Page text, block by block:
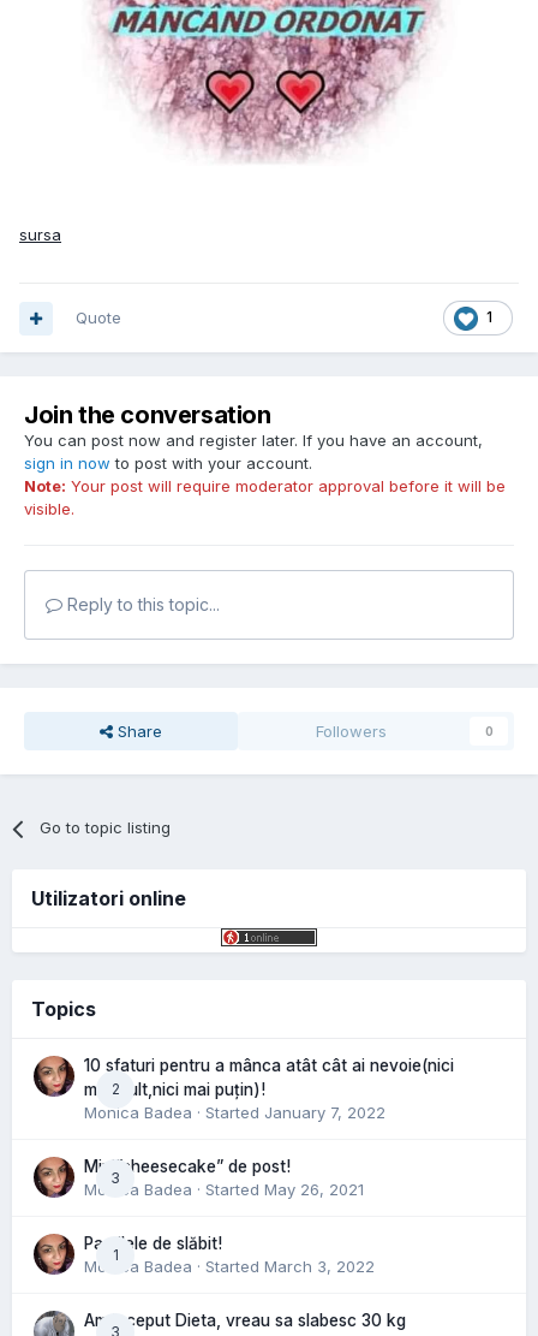
sursa
1
Quote
Join the conversation
You can post now and register later. If you have an account,
sign in now to post with your account.
Note: Your post will require moderator approval before it will be
visible.
Reply to this topic...
Share Followers 0
Go to topic listing
Utilizatori online
Topics
2
10 sfaturi pentru a mânca atât cât ai nevoie(nici
mai mult,nici mai puțin)!
Monica Badea · Started January 7, 2022
3
Mini”cheesecake” de post!
Monica Badea · Started May 26, 2021
1
Pastilele de slăbit!
Monica Badea · Started March 3, 2022
3
Am inceput Dieta, vreau sa slabesc 30 kg